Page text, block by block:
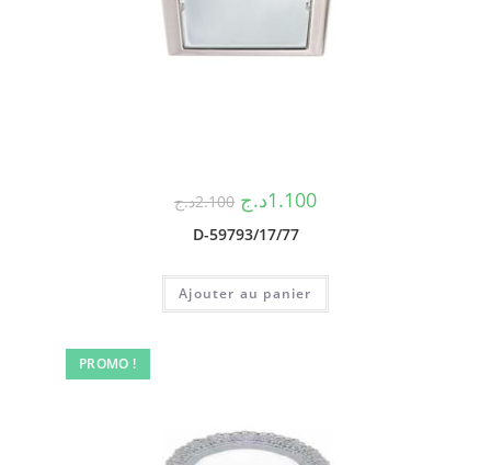
2.100د.ج 1.100د.ج
D-59793/17/77
Ajouter au panier
PROMO !